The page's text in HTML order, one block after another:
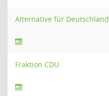
Alternative für Deutschland
Fraktion CDU